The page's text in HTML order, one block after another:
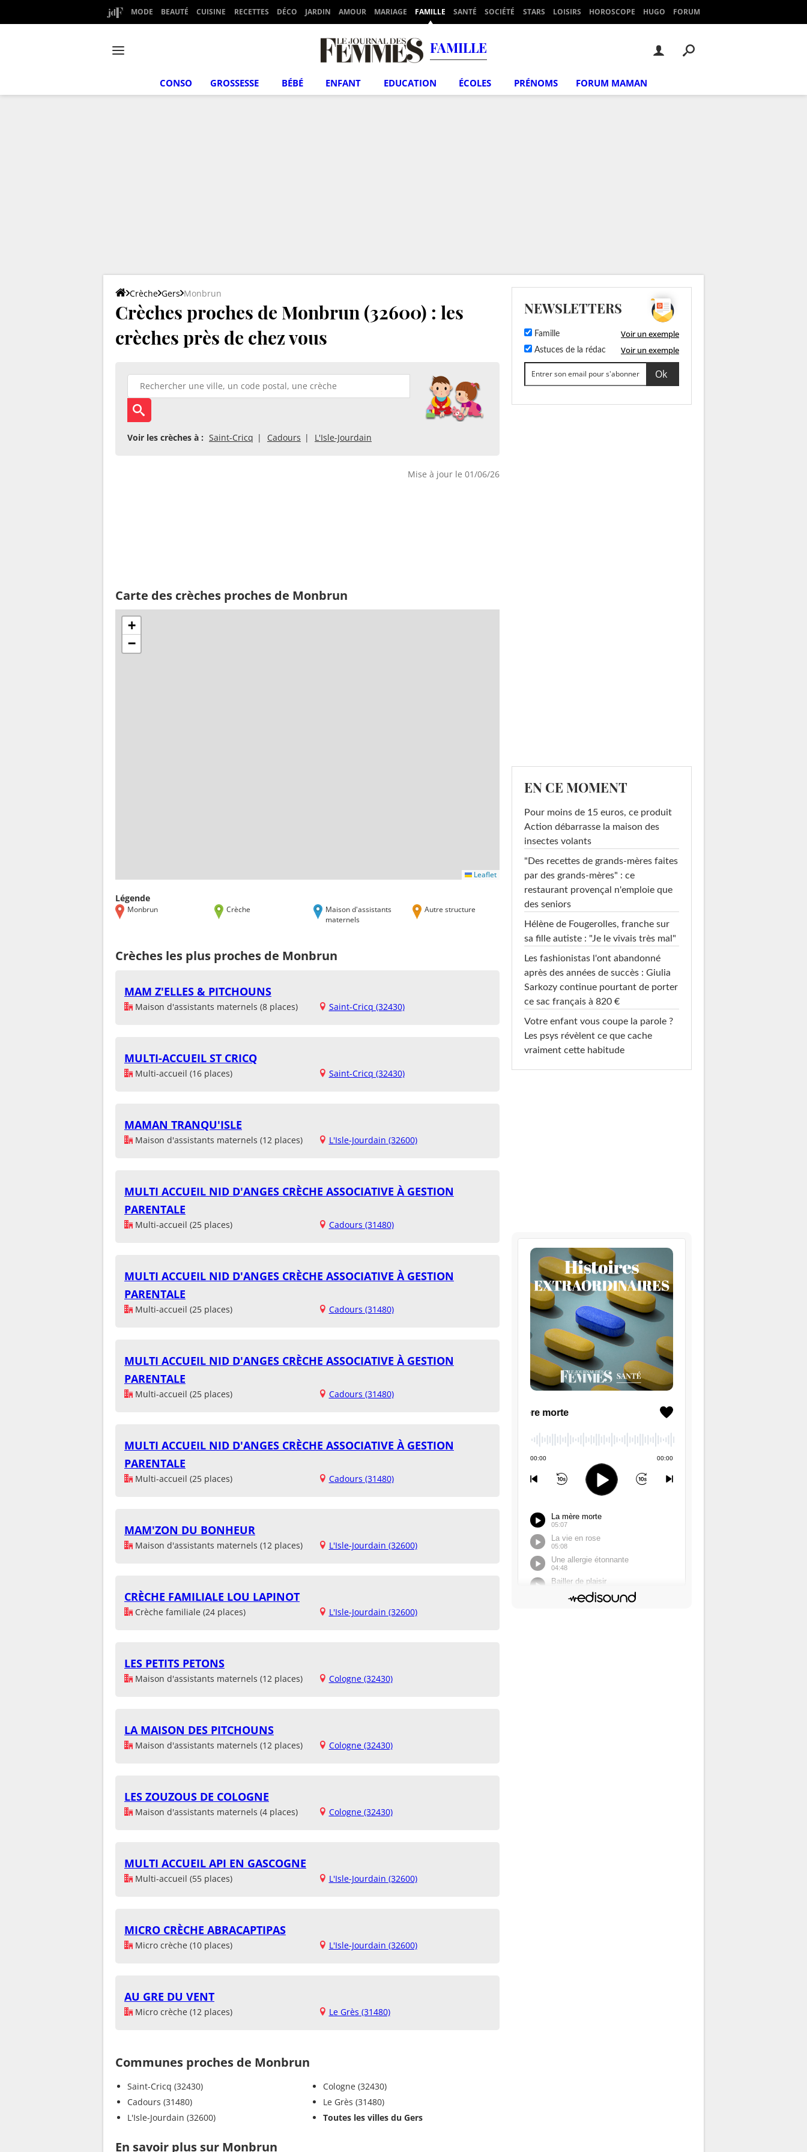
MODE BEAUTÉ CUISINE RECETTES DÉCO JARDIN AMOUR MARIAGE FAMILLE SANTÉ SOCIÉTÉ STARS LOISIRS HOROSCOPE HUGO FORUM
FAMILLE
CONSO GROSSESSE BÉBÉ ENFANT EDUCATION ÉCOLES PRÉNOMS FORUM MAMAN
Crèche Gers Monbrun
Crèches proches de Monbrun (32600) : les
crèches près de chez vous
Voir les crèches à : Saint-Cricq Cadours L'Isle-Jourdain
Mise à jour le 01/06/26
Carte des crèches proches de Monbrun
+
−
Leaflet
Légende
Monbrun Crèche
Maison d'assistants
maternels
Autre structure
Crèches les plus proches de Monbrun
MAM Z'ELLES & PITCHOUNS
Maison d'assistants maternels (8 places) Saint-Cricq (32430)
MULTI-ACCUEIL ST CRICQ
Multi-accueil (16 places) Saint-Cricq (32430)
MAMAN TRANQU'ISLE
Maison d'assistants maternels (12 places) L'Isle-Jourdain (32600)
MULTI ACCUEIL NID D'ANGES CRÈCHE ASSOCIATIVE À GESTION
PARENTALE
Multi-accueil (25 places) Cadours (31480)
MULTI ACCUEIL NID D'ANGES CRÈCHE ASSOCIATIVE À GESTION
PARENTALE
Multi-accueil (25 places) Cadours (31480)
MULTI ACCUEIL NID D'ANGES CRÈCHE ASSOCIATIVE À GESTION
PARENTALE
Multi-accueil (25 places) Cadours (31480)
MULTI ACCUEIL NID D'ANGES CRÈCHE ASSOCIATIVE À GESTION
PARENTALE
Multi-accueil (25 places) Cadours (31480)
MAM'ZON DU BONHEUR
Maison d'assistants maternels (12 places) L'Isle-Jourdain (32600)
CRÈCHE FAMILIALE LOU LAPINOT
Crèche familiale (24 places) L'Isle-Jourdain (32600)
LES PETITS PETONS
Maison d'assistants maternels (12 places) Cologne (32430)
LA MAISON DES PITCHOUNS
Maison d'assistants maternels (12 places) Cologne (32430)
LES ZOUZOUS DE COLOGNE
Maison d'assistants maternels (4 places) Cologne (32430)
MULTI ACCUEIL API EN GASCOGNE
Multi-accueil (55 places) L'Isle-Jourdain (32600)
MICRO CRÈCHE ABRACAPTIPAS
Micro crèche (10 places) L'Isle-Jourdain (32600)
AU GRE DU VENT
Micro crèche (12 places) Le Grès (31480)
Communes proches de Monbrun
Saint-Cricq (32430)
Cadours (31480)
L'Isle-Jourdain (32600)
Cologne (32430)
Le Grès (31480)
Toutes les villes du Gers
En savoir plus sur Monbrun
NEWSLETTERS
Famille Voir un exemple
Astuces de la rédac Voir un exemple
EN CE MOMENT
Pour moins de 15 euros, ce produit
Action débarrasse la maison des
insectes volants
"Des recettes de grands-mères faites
par des grands-mères" : ce
restaurant provençal n'emploie que
des seniors
Hélène de Fougerolles, franche sur
sa fille autiste : "Je le vivais très mal"
Les fashionistas l'ont abandonné
après des années de succès : Giulia
Sarkozy continue pourtant de porter
ce sac français à 820 €
Votre enfant vous coupe la parole ?
Les psys révèlent ce que cache
vraiment cette habitude